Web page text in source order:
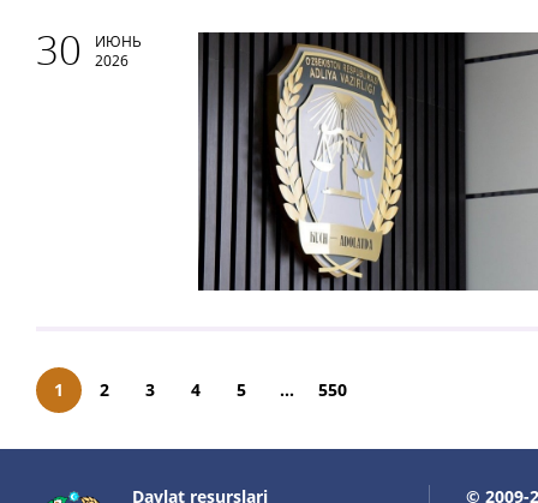
30
ИЮНЬ
2026
1 2 3 4 5 ... 550
Davlat resurslari © 2009-